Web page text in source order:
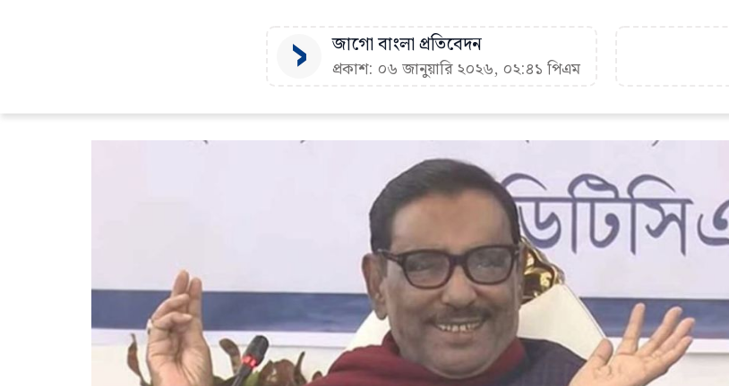
জাগো বাংলা প্রতিবেদন
প্রকাশ: ০৬ জানুয়ারি ২০২৬, ০২:৪১ পিএম